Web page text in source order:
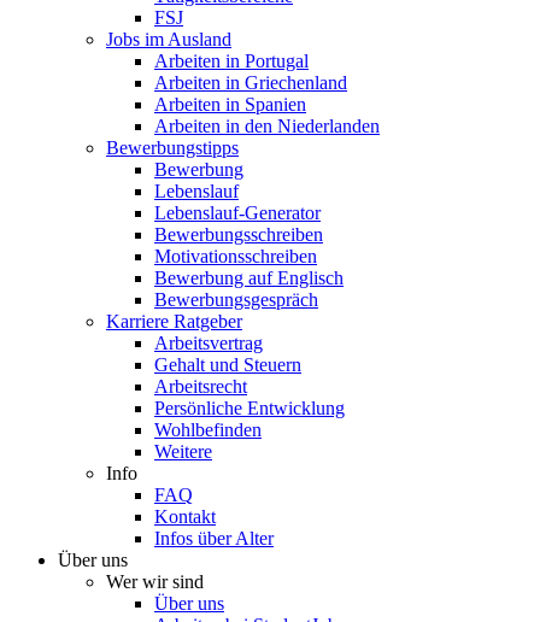
FSJ
Jobs im Ausland
Arbeiten in Portugal
Arbeiten in Griechenland
Arbeiten in Spanien
Arbeiten in den Niederlanden
Bewerbungstipps
Bewerbung
Lebenslauf
Lebenslauf-Generator
Bewerbungsschreiben
Motivationsschreiben
Bewerbung auf Englisch
Bewerbungsgespräch
Karriere Ratgeber
Arbeitsvertrag
Gehalt und Steuern
Arbeitsrecht
Persönliche Entwicklung
Wohlbefinden
Weitere
Info
FAQ
Kontakt
Infos über Alter
Über uns
Wer wir sind
Über uns